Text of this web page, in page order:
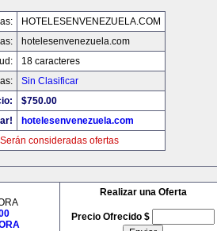
HOTELESENVENEZUELA.COM
hotelesenvenezuela.com
18 caracteres
Sin Clasificar
$750.00
hotelesenvenezuela.com
Serán consideradas ofertas
Realizar una Oferta
Precio Ofrecido $